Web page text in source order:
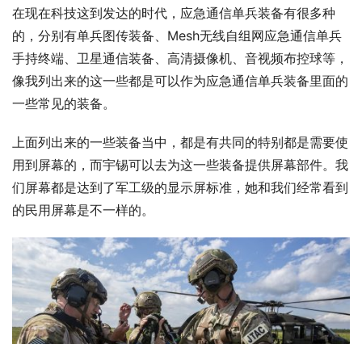
在现在科技这到发达的时代，应急通信单兵装备有很多种
的，分别有单兵图传装备、Mesh无线自组网应急通信单兵
手持终端、卫星通信装备、高清摄像机、音视频布控球等，
像我列出来的这一些都是可以作为应急通信单兵装备里面的
一些常见的装备。
上面列出来的一些装备当中，都是有共同的特别都是需要使
用到屏幕的，而宇锡可以去为这一些装备提供屏幕部件。我
们屏幕都是达到了军工级的显示屏标准，她和我们经常看到
的民用屏幕是不一样的。